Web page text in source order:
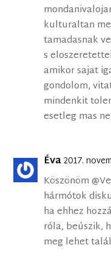
kulturaltan
tamadasnak
s
amikor sajat
gondolom,
mindenkit
esetleg mas
Éva2017.
Köszönöm
hármótok
ha ehhez
róla, beúszik,
meg lehet